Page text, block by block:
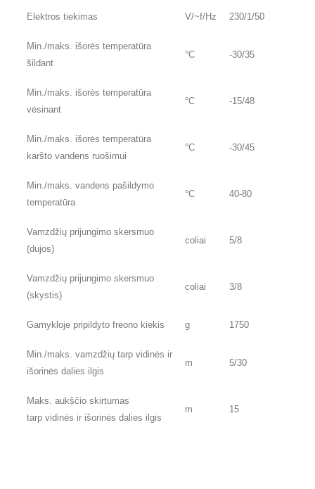
Elektros tiekimas V/~f/Hz 230/1/50
Min./maks. išorės temperatūra
šildant
°C -30/35
Min./maks. išorės temperatūra
vėsinant
°C -15/48
Min./maks. išorės temperatūra
karšto vandens ruošimui
°C -30/45
Min./maks. vandens pašildymo
temperatūra
°C 40-80
Vamzdžių prijungimo skersmuo
(dujos)
coliai 5/8
Vamzdžių prijungimo skersmuo
(skystis)
coliai 3/8
Gamykloje pripildyto freono kiekis g 1750
Min./maks. vamzdžių tarp vidinės ir
išorinės dalies ilgis
m 5/30
Maks. aukščio skirtumas
tarp vidinės ir išorinės dalies ilgis
m 15